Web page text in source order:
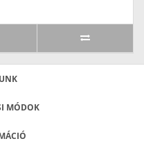
MÓDOK